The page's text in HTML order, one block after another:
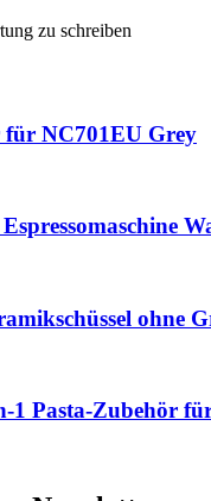
zu schreiben
NC701EU Grey
ohne
Pasta-Zubehör